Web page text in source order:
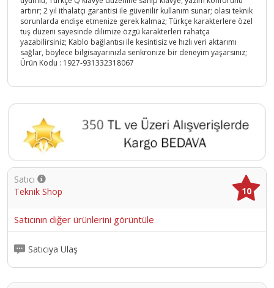
artırır; 2 yıl ithalatçı garantisi ile güvenilir kullanım sunar; olası teknik
sorunlarda endişe etmenize gerek kalmaz; Türkçe karakterlere özel
tuş düzeni sayesinde dilimize özgü karakterleri rahatça
yazabilirsiniz; Kablo bağlantısı ile kesintisiz ve hızlı veri aktarımı
sağlar, böylece bilgisayarınızla senkronize bir deneyim yaşarsınız;
Ürün Kodu : 1927-931332318067
Satıcı
Teknik Shop
10
Satıcının diğer ürünlerini görüntüle
Satıcıya Ulaş